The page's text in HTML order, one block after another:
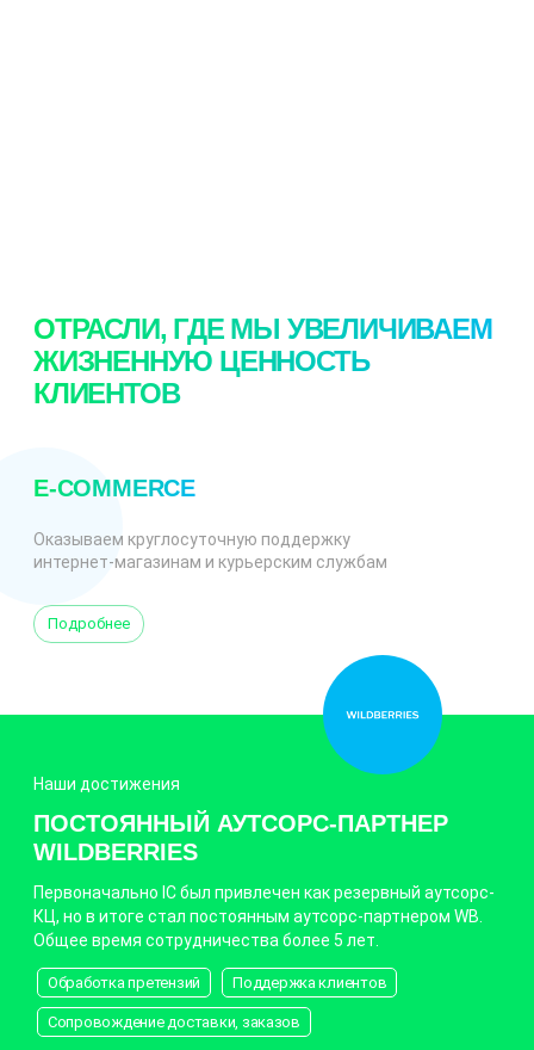
ОТРАСЛИ, ГДЕ МЫ УВЕЛИЧИВАЕМ
ЖИЗНЕННУЮ ЦЕННОСТЬ
КЛИЕНТОВ
E-COMMERCE
Оказываем круглосуточную поддержку
интернет-магазинам и курьерским службам
Подробнее
Наши достижения
ПОСТОЯННЫЙ АУТСОРС-ПАРТНЕР
WILDBERRIES
Первоначально IC был привлечен как резервный аутсорс-
КЦ, но в итоге стал постоянным аутсорс-партнером WB.
Общее время сотрудничества более 5 лет.
Обработка претензий Поддержка клиентов
Сопровождение доставки, заказов